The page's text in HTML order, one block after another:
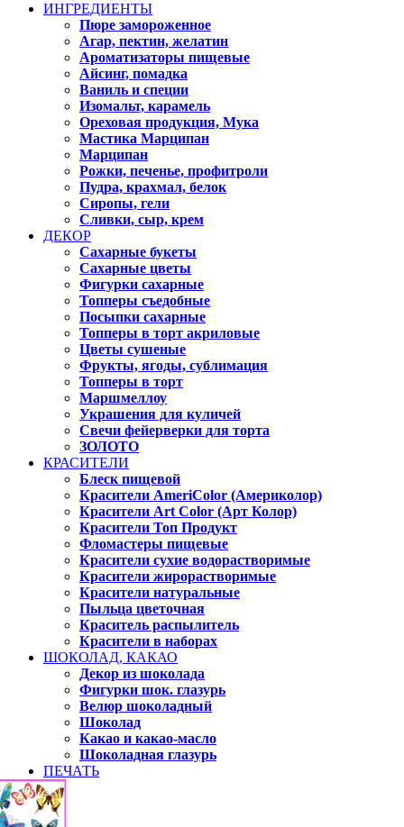
ИНГРЕДИЕНТЫ
Пюре замороженное
Агар, пектин, желатин
Ароматизаторы пищевые
Айсинг, помадка
Ваниль и специи
Изомальт, карамель
Ореховая продукция, Мука
Мастика Марципан
Марципан
Рожки, печенье, профитроли
Пудра, крахмал, белок
Сиропы, гели
Сливки, сыр, крем
ДЕКОР
Сахарные букеты
Сахарные цветы
Фигурки сахарные
Топперы съедобные
Посыпки сахарные
Топперы в торт акриловые
Цветы сушеные
Фрукты, ягоды, сублимация
Топперы в торт
Маршмеллоу
Украшения для куличей
Свечи фейерверки для торта
ЗОЛОТО
КРАСИТЕЛИ
Блеск пищевой
Красители AmeriColor (Америколор)
Красители Art Color (Арт Колор)
Красители Топ Продукт
Фломастеры пищевые
Красители сухие водорастворимые
Красители жирорастворимые
Красители натуральные
Пыльца цветочная
Краситель распылитель
Красители в наборах
ШОКОЛАД, КАКАО
Декор из шоколада
Фигурки шок. глазурь
Велюр шоколадный
Шоколад
Какао и какао-масло
Шоколадная глазурь
ПЕЧАТЬ